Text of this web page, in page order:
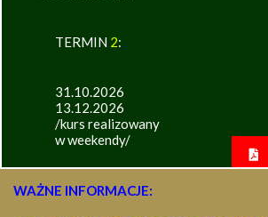
TERMIN 2:
31.10.2026
13.12.2026
/kurs realizowany
w weekendy/
WAŻNE INFORMACJE: